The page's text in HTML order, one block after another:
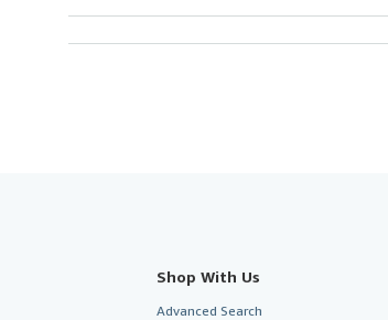
Shop With Us
Advanced Search